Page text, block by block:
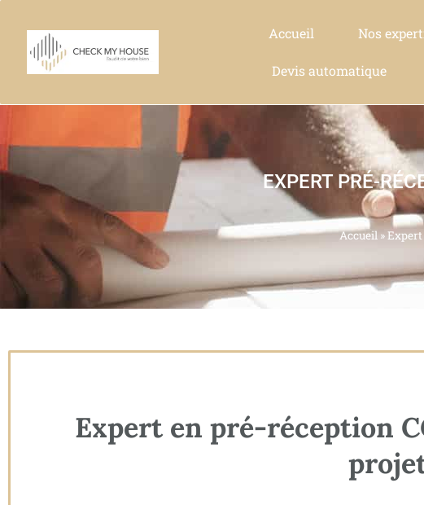
Accueil Nos
Devis automatique
EXPERT PRÉ-
Accueil »Expert
Expert en pré-réception